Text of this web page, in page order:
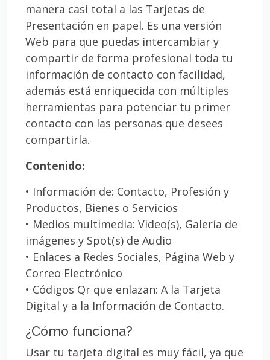
manera casi total a las Tarjetas de
Presentación en papel. Es una versión
Web para que puedas intercambiar y
compartir de forma profesional toda tu
información de contacto con facilidad,
además está enriquecida con múltiples
herramientas para potenciar tu primer
contacto con las personas que desees
compartirla.
Contenido:
• Información de: Contacto, Profesión y
Productos, Bienes o Servicios
• Medios multimedia: Video(s), Galería de
imágenes y Spot(s) de Audio
• Enlaces a Redes Sociales, Página Web y
Correo Electrónico
• Códigos Qr que enlazan: A la Tarjeta
Digital y a la Información de Contacto.
¿Cómo funciona?
Usar tu tarjeta digital es muy fácil, ya que